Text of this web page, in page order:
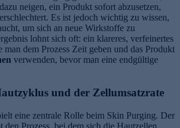
neigen, ein Produkt sofort abzusetzen,
Es ist jedoch wichtig zu wissen,
um sich an neue Wirkstoffe zu
lohnt sich oft: ein klareres, verfeinertes
dem Prozess Zeit geben und das Produkt
verwenden, bevor man eine endgültige
und der Zellumsatzrate
eine zentrale Rolle beim Skin Purging. Der